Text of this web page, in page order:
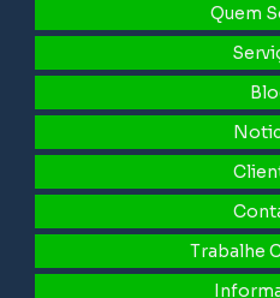
Quem
Trabalhe